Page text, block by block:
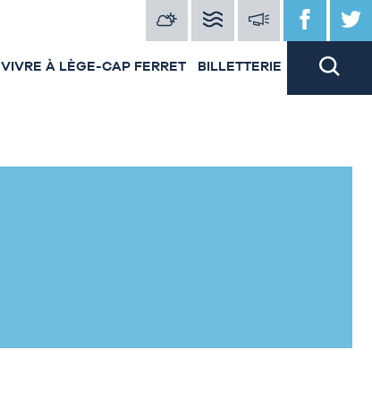
VIVRE À LÈGE-CAP FERRET BILLETTERIE